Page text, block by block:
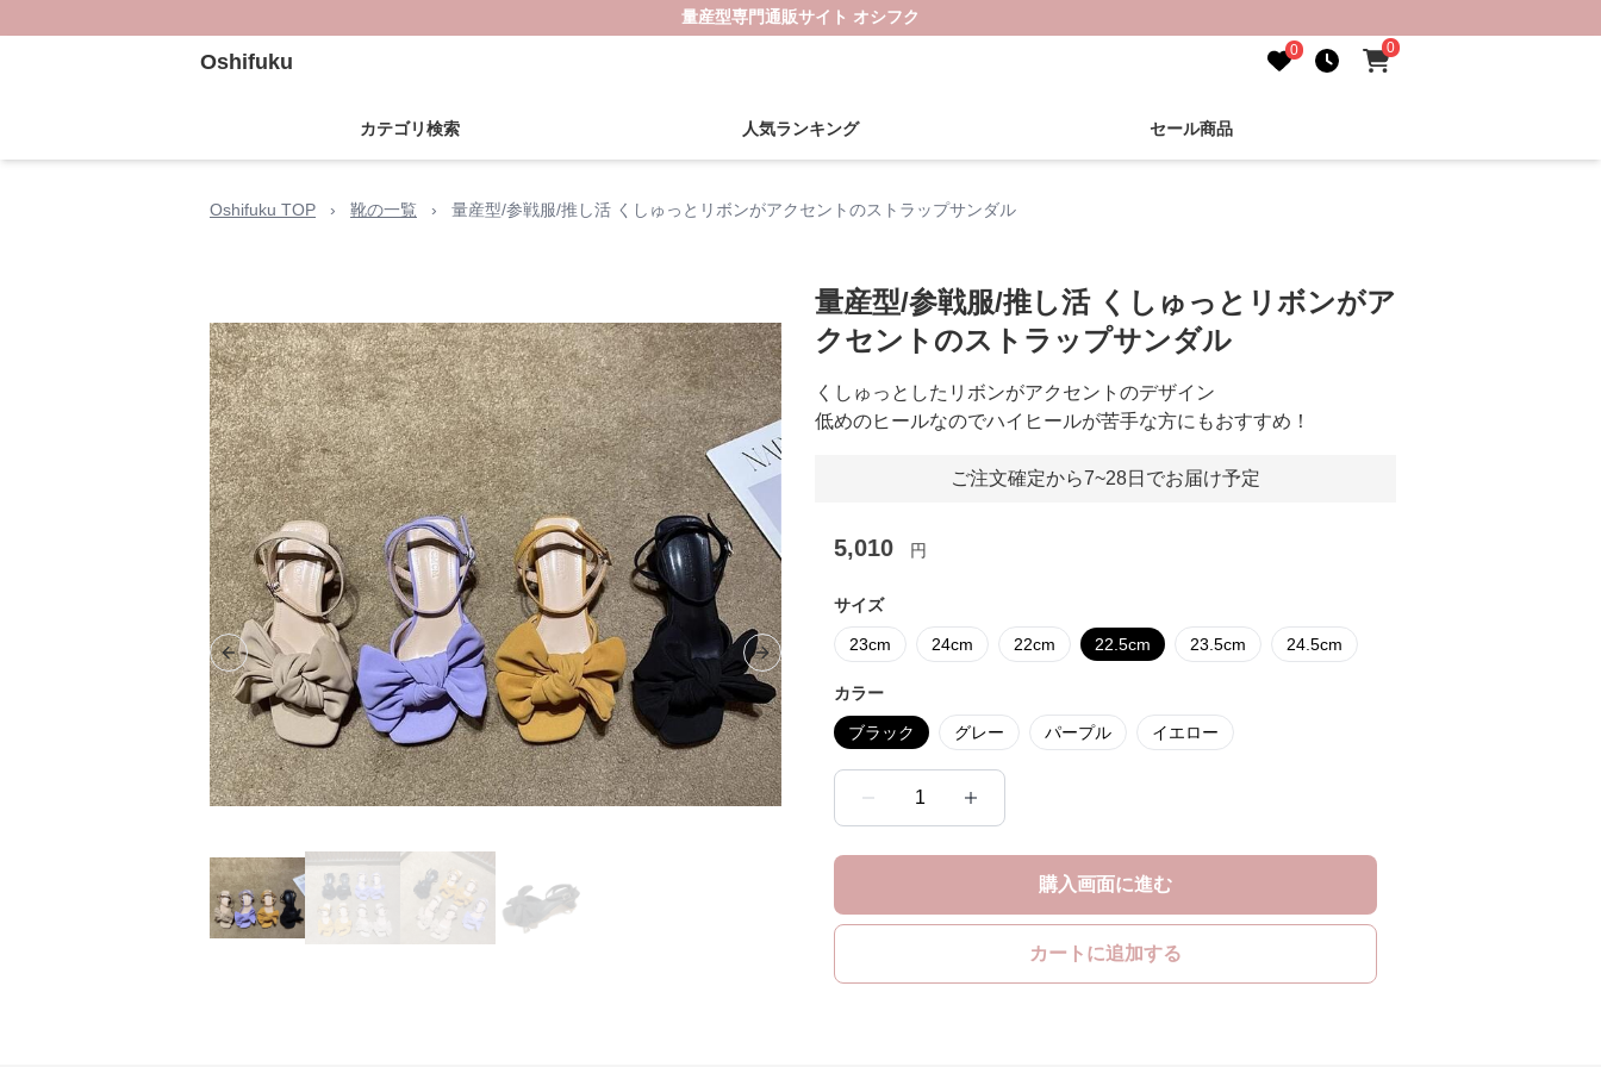
量産型専門通販サイト オシフク
Oshifuku 0 0
カテゴリ検索 人気ランキング セール商品
Oshifuku TOP › 靴の一覧 › 量産型/参戦服/推し活 くしゅっとリボンがアクセントのストラップサンダル
Previous slide Next slide
量産型/参戦服/推し活 くしゅっとリボンがア
クセントのストラップサンダル
くしゅっとしたリボンがアクセントのデザイン
低めのヒールなのでハイヒールが苦手な方にもおすすめ！
ご注文確定から7~28日でお届け予定
5,010 円
サイズ
23cm 24cm 22cm 22.5cm 23.5cm 24.5cm
カラー
ブラック グレー パープル イエロー
1
購入画面に進む
カートに追加する